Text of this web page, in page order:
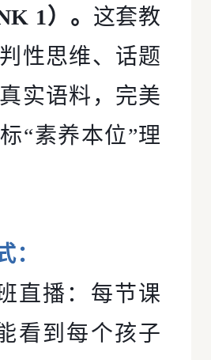
1）。 这套教
性思维、话题
实语料，完美
“素养本位”理
：
直播：每节课
看到每个孩子